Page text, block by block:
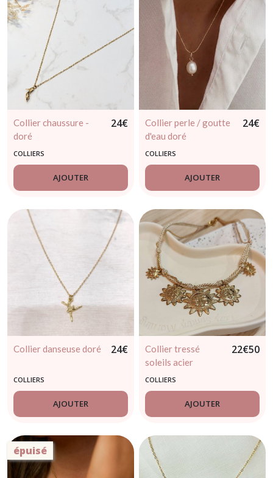
Collier chaussure -
doré
24€
COLLIERS
AJOUTER
Collier perle / goutte
d'eau doré
24€
COLLIERS
AJOUTER
Collier danseuse doré 24€
COLLIERS
AJOUTER
Collier tressé
soleils acier
inoxydable doré
22€50
COLLIERS
AJOUTER
épuisé